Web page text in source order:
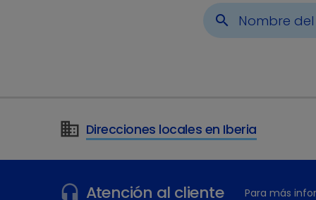
search
Direcciones locales en Iberia
Atención al cliente
Para más